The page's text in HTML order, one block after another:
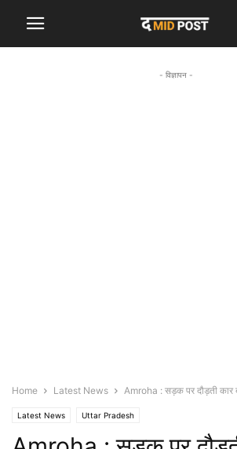
- विज्ञापन -
Home Latest News Amroha : सड़क पर दौड़ती कार
Latest News Uttar Pradesh